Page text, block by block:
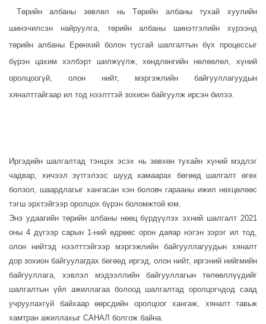
Төрийн албаны зөвлөл нь Төрийн албаны тухай хуулийн
шинэчилсэн найруулга, төрийн албаны шинэтгэлийн хүрээнд
төрийн албаны Ерөнхий болон тусгай шалгалтын бүх процессыг
бүрэн цахим хэлбэрт шилжүүлж, хөндлөнгийн нөлөөлөл, хүний
оролцоогүй, олон нийт, мэргэжлийн байгууллагуудын
хяналттайгаар ил тод нээлттэй зохион байгуулж ирсэн билээ.
Иргэдийн шалгалтад тэнцэх эсэх нь зөвхөн тухайн хүний мэдлэг
чадвар, хичээл зүтгэлээс шууд хамаарах бөгөөд шалгалт өгөх
болзол, шаардлагыг хангасан хэн боловч гарааны ижил нөхцөлөөс
тэгш эрхтэйгээр оролцох бүрэн боломжтой юм.
Энэ удаагийн төрийн албаны нөөц бүрдүүлэх эхний шалгалт 2021
оны 4 дүгээр сарын 1-ний өдрөөс орон даяар нэгэн зэрэг ил тод,
олон нийтэд нээлттэйгээр мэргэжлийн байгууллагуудын хяналт
дор зохион байгуулагдах бөгөөд иргэд, олон нийт, иргэний нийгмийн
байгууллага, хэвлэл мэдээллийн байгууллагын төлөөллүүдийг
шалгалтын үйл ажиллагаа болоод шалгалтад оролцогчдод саад
учруулахгүй байхаар өөрсдийн оролцоог хангаж, хяналт тавьж
хамтран ажиллахыг САНАЛ болгож байна.